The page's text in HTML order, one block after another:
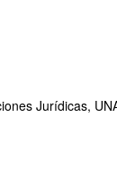
Jurídicas,